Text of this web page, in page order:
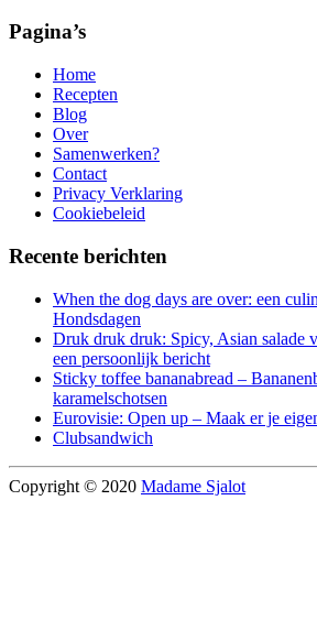
Pagina’s
Home
Recepten
Blog
Over
Samenwerken?
Contact
Privacy Verklaring
Cookiebeleid
Recente berichten
When the dog days are over: een
Hondsdagen
Druk druk druk: Spicy, Asian salade
een persoonlijk bericht
Sticky toffee bananabread –
karamelschotsen
Eurovisie: Open up – Maak er je
Clubsandwich
Copyright © 2020 Madame Sjalot